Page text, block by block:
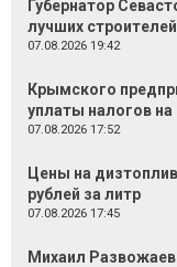
Губернатор
лучших
07.08.2026 19:42
Крымского
уплаты налогов
07.08.2026 17:52
Цены на
рублей за литр
07.08.2026 17:45
Михаил